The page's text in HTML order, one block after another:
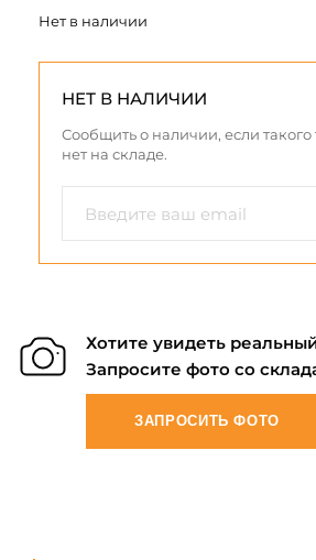
Нет в наличии
НЕТ В НАЛИЧИИ
Сообщить о наличии, если такого
нет на складе.
Хотите увидеть
Запросите фото со
ЗАПРОСИТЬ ФОТО